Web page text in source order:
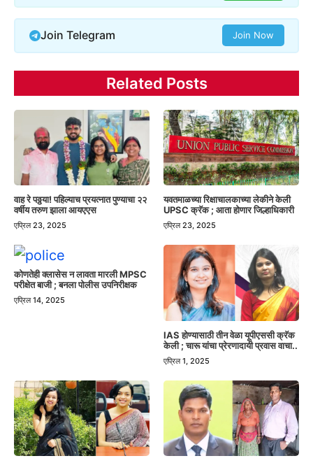
Join Telegram Join Now
Related Posts
वाह रे पठ्ठया! पहिल्याच प्रयत्नात पुण्याचा २२
वर्षीय तरुण झाला आयएएस
एप्रिल 23, 2025
यवतमाळच्या रिक्षाचालकाच्या लेकीने केली
UPSC क्रॅक ; आता होणार जिल्हाधिकारी
एप्रिल 23, 2025
कोणतेही क्लासेस न लावता मारली MPSC
परीक्षेत बाजी ; बनला पोलीस उपनिरीक्षक
एप्रिल 14, 2025
IAS होण्यासाठी तीन वेळा यूपीएससी क्रॅक
केली ; चारू यांचा प्रेरणादायी प्रवास वाचा..
एप्रिल 1, 2025